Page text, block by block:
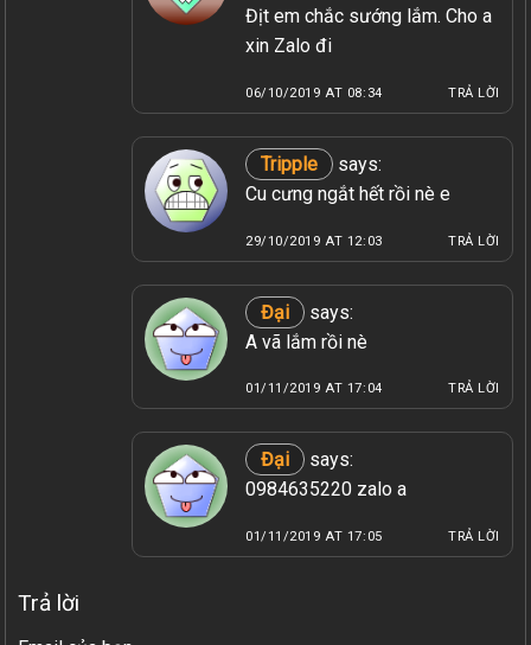
Địt em chắc sướng lắm. Cho a
xin Zalo đi
06/10/2019 AT 08:34 TRẢ LỜI
Tripple
says:
Cu cưng ngắt hết rồi nè e
29/10/2019 AT 12:03 TRẢ LỜI
Đại
says:
A vã lắm rồi nè
01/11/2019 AT 17:04 TRẢ LỜI
Đại
says:
0984635220 zalo a
01/11/2019 AT 17:05 TRẢ LỜI
Trả lời